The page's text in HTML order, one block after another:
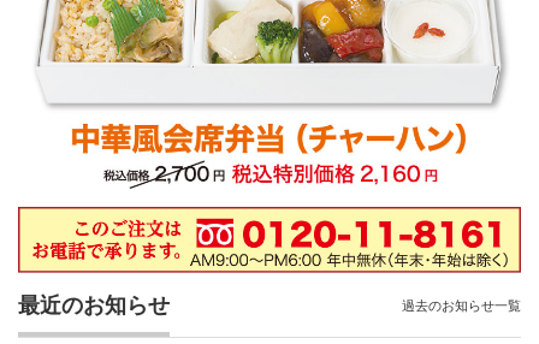
最近のお知らせ 過去のお知らせ一覧